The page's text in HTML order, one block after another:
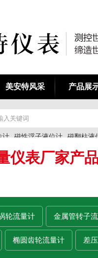
美安特风采 产品展
计 磁性浮子液位计 磁翻柱液
仪表厂家产
轮流量计 金属管转子
椭圆齿轮流量计 差